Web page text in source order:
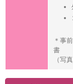
＊事
書
（写